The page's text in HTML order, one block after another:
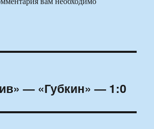
— «Губкин» — 1:0